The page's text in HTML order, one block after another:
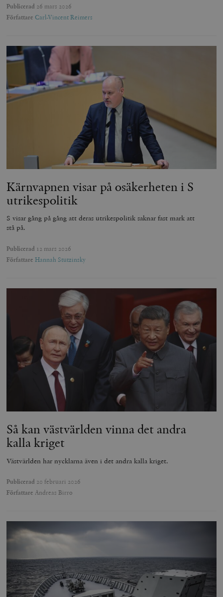
Publicerad 26 mars 2026
Författare Carl-Vincent Reimers
Kärnvapnen visar på osäkerheten i S
utrikespolitik
S visar gång på gång att deras utrikespolitik saknar fast mark att
stå på.
Publicerad 12 mars 2026
Författare Hannah Stutzinsky
Så kan västvärlden vinna det andra
kalla kriget
Västvärlden har nycklarna även i det andra kalla kriget.
Publicerad 20 februari 2026
Författare Andreas Birro